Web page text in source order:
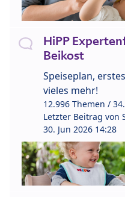
HiPP
Beikost
Speiseplan,
vieles mehr!
12.996 Themen /
Letzter Beitrag von
30. Jun 2026 14:28